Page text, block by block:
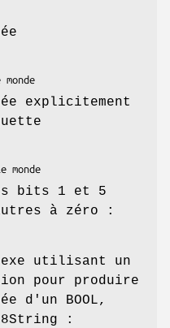
explicitement
bits 1 et 5
à zéro :
utilisant un
pour produire
d'un BOOL,
: